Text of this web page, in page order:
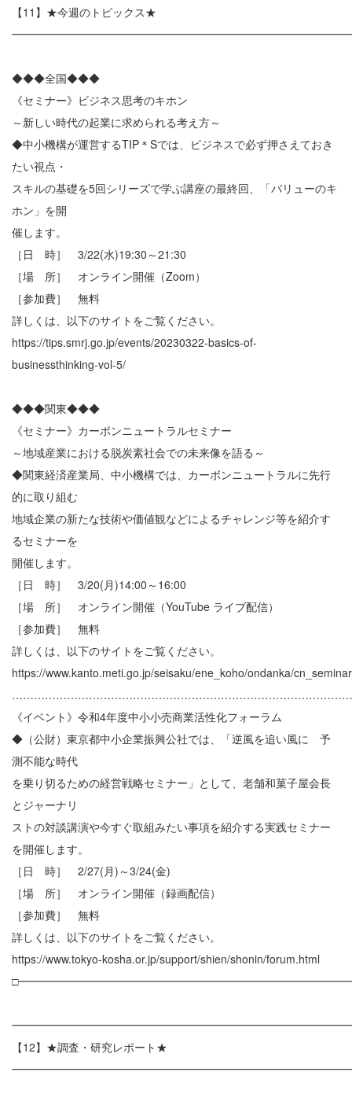
【11】★今週のトピックス★
◆◆◆全国◆◆◆
《セミナー》ビジネス思考のキホン
～新しい時代の起業に求められる考え方～
◆中小機構が運営するTIP＊Sでは、ビジネスで必ず押さえておき
たい視点・
スキルの基礎を5回シリーズで学ぶ講座の最終回、「バリューのキ
ホン」を開
催します。
［日 時］ 3/22(水)19:30～21:30
［場 所］ オンライン開催（Zoom）
［参加費］ 無料
詳しくは、以下のサイトをご覧ください。
https://tips.smrj.go.jp/events/20230322-basics-of-
businessthinking-vol-5/
◆◆◆関東◆◆◆
《セミナー》カーボンニュートラルセミナー
～地域産業における脱炭素社会での未来像を語る～
◆関東経済産業局、中小機構では、カーボンニュートラルに先行
的に取り組む
地域企業の新たな技術や価値観などによるチャレンジ等を紹介す
るセミナーを
開催します。
［日 時］ 3/20(月)14:00～16:00
［場 所］ オンライン開催（YouTube ライブ配信）
［参加費］ 無料
詳しくは、以下のサイトをご覧ください。
https://www.kanto.meti.go.jp/seisaku/ene_koho/ondanka/
《イベント》令和4年度中小小売商業活性化フォーラム
◆（公財）東京都中小企業振興公社では、「逆風を追い風に 予
測不能な時代
を乗り切るための経営戦略セミナー」として、老舗和菓子屋会長
とジャーナリ
ストの対談講演や今すぐ取組みたい事項を紹介する実践セミナー
を開催します。
［日 時］ 2/27(月)～3/24(金)
［場 所］ オンライン開催（録画配信）
［参加費］ 無料
詳しくは、以下のサイトをご覧ください。
https://www.tokyo-kosha.or.jp/support/shien/shonin/forum.html
【12】★調査・研究レポート★